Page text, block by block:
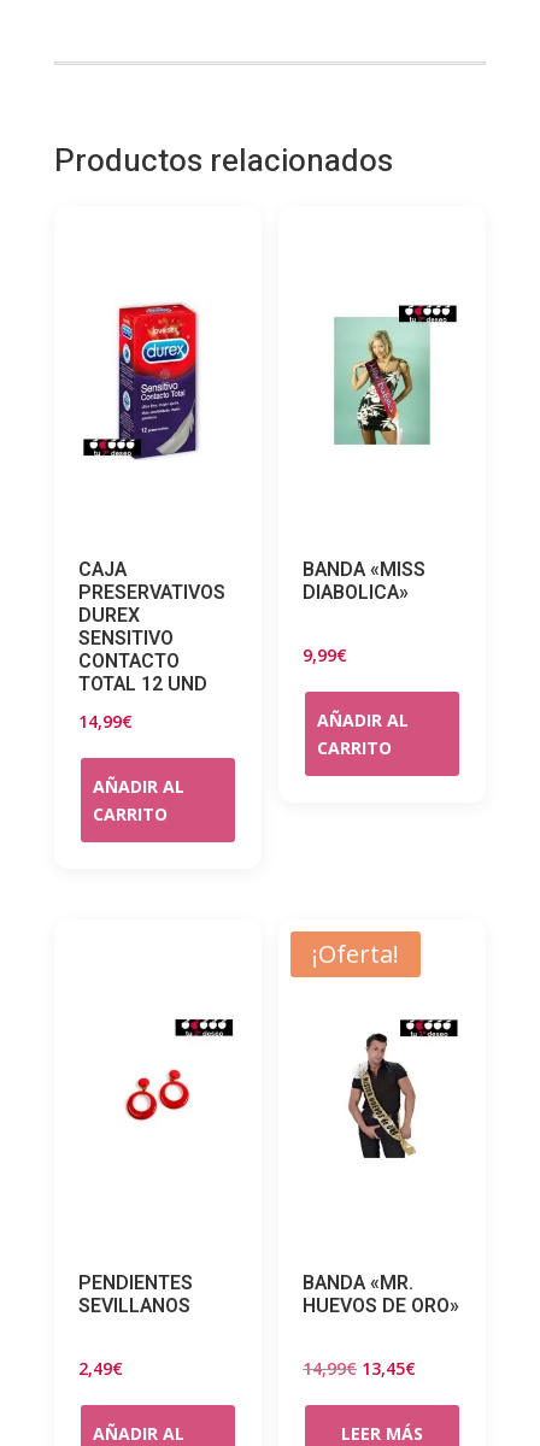
Productos relacionados
CAJA
PRESERVATIVOS
DUREX
SENSITIVO
CONTACTO
TOTAL 12 UND
14,99€
AÑADIR AL
CARRITO
BANDA «MISS
DIABOLICA»
9,99€
AÑADIR AL
CARRITO
PENDIENTES
SEVILLANOS
2,49€
AÑADIR AL
¡Oferta!
BANDA «MR.
HUEVOS DE ORO»
14,99€ El
original
13,45€El
actual
LEER MÁS